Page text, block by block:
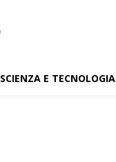
SCIENZA E TECNOLOGIA